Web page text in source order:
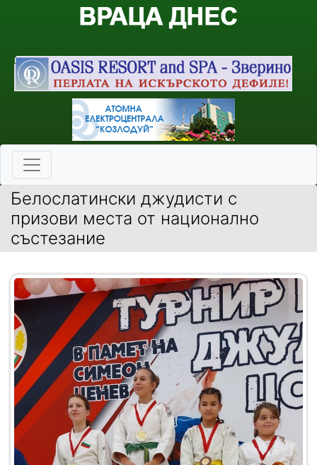
Белослатински джудисти с
призови места от национално
състезание